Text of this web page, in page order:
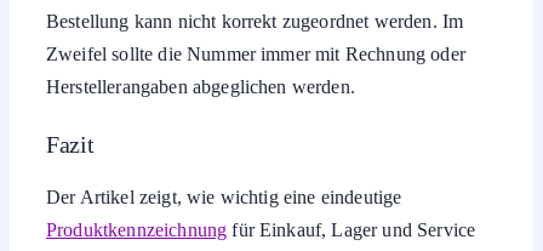
Bestellung kann nicht korrekt zugeordnet werden. Im
Zweifel sollte die Nummer immer mit Rechnung oder
Herstellerangaben abgeglichen werden.
Fazit
Der Artikel zeigt, wie wichtig eine eindeutige
Produktkennzeichnung für Einkauf, Lager und Service